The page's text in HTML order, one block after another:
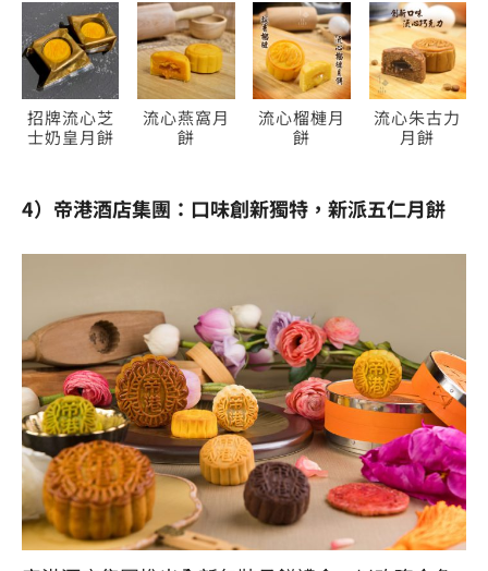
招牌流心芝
士奶皇月餅
流心燕窩月
餅
流心榴槤月
餅
流心朱古力
月餅
4）帝港酒店集團：口味創新獨特，新派五仁月餅